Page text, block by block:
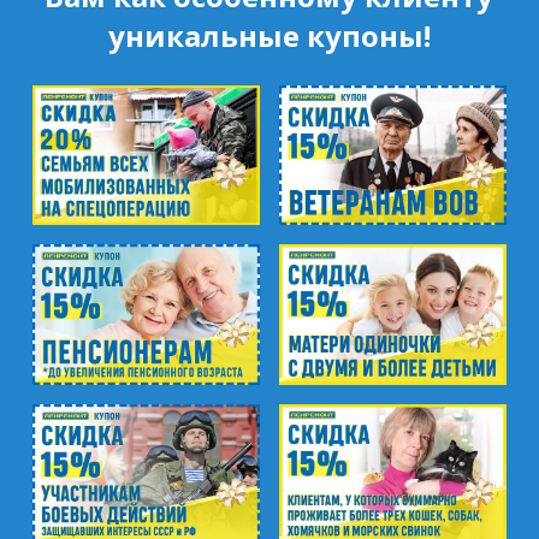
м. Озерки, м. Пр. Просвещения
пр. Луначарского, д.56, к.1
м. Автово
пр. Маршала Жукова, д.35, к.3
м. Елизаровская
пр. Елизарова, д.36
м. Международная
ул. Белы Куна, д.20, к.1
м. Пионерская
пр. Испытателей, д.11, к.1
м. Гражданский пр.
уникальные купоны!